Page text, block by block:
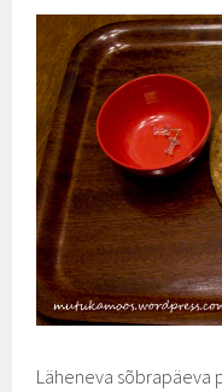
Läheneva sõbrapäeva